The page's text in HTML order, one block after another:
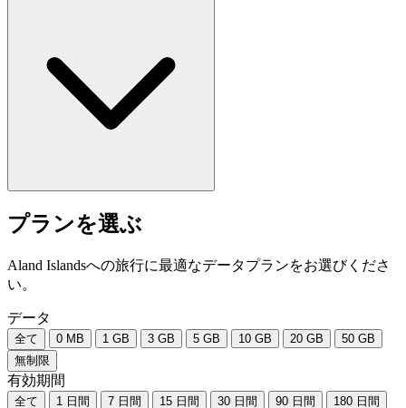
プランを選ぶ
Aland Islandsへの旅行に最適なデータプランをお選びくださ
い。
データ
全て 0 MB 1 GB 3 GB 5 GB 10 GB 20 GB
50 GB
無制限
有効期間
全て 1 日間 7 日間 15 日間 30 日間 90 日間 180 日間